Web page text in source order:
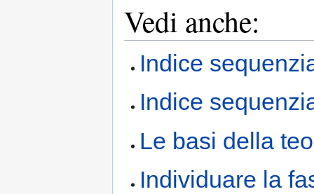
Vedi anche:
Indice
Indice
Le basi della
Individuare la